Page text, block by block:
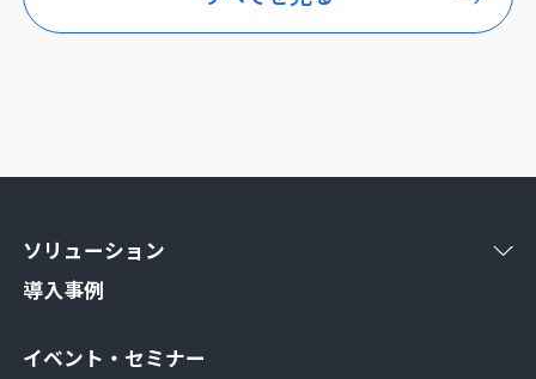
ソリューション
導入事例
イベント・セミナー